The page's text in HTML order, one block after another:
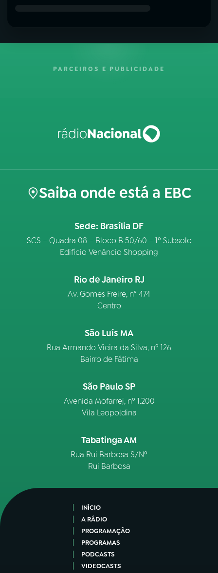
PARCEIROS E PUBLICIDADE
Saiba onde está a EBC
Sede: Brasília DF
SCS – Quadra 08 – Bloco B 50/60 – 1º Subsolo
Edifício Venâncio Shopping
Rio de Janeiro RJ
Av. Gomes Freire, n° 474
Centro
São Luís MA
Rua Armando Vieira da Silva, nº 126
Bairro de Fátima
São Paulo SP
Avenida Mofarrej, nº 1.200
Vila Leopoldina
Tabatinga AM
Rua Rui Barbosa S/Nº
Rui Barbosa
INÍCIO
A RÁDIO
PROGRAMAÇÃO
PROGRAMAS
PODCASTS
VIDEOCASTS